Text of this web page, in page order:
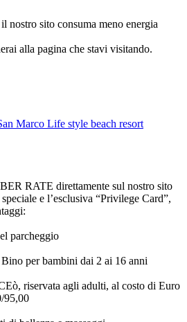
nostro sito consuma meno energia
alla pagina che stavi visitando.
Marco Life style beach resort
RATE direttamente sul nostro sito
e l’esclusiva “Privilege Card”,
parcheggio
per bambini dai 2 ai 16 anni
riservata agli adulti, al costo di Euro
95,00